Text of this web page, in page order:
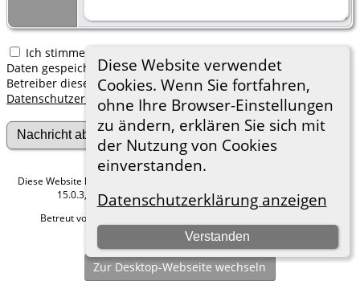
Diese Website verwendet
Cookies. Wenn Sie fortfahren,
ohne Ihre Browser-Einstellungen
zu ändern, erklären Sie sich mit
der Nutzung von Cookies
einverstanden.
Datenschutzerklärung anzeigen
Verstanden
Ich stimme zu, dass meine hier erfassten persönlichen
Daten gespeichert werden. Ich verstehe, dass ich jederzeit den
Betreiber dieser Website bitten kann, diese Daten zu löschen.
Datenschutzerklärung
Diese Website läuft mit
15.0.3, programmiert von Darrin Lythgoe © 2001-2026.
Betreut von
Hier geht es zum Impressum
Zur Desktop-Webseite wechseln